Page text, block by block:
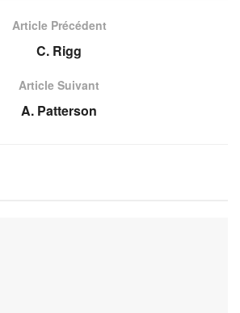
Article Précédent
C. Rigg
Article Suivant
A. Patterson